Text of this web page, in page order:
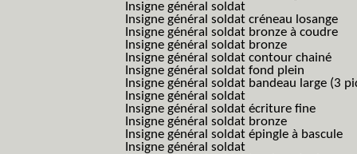
Insigne général soldat
Insigne général soldat créneau losange
Insigne général soldat bronze à coudre
Insigne général soldat bronze
Insigne général soldat contour chainé
Insigne général soldat fond plein
Insigne général soldat bandeau large (3
Insigne général soldat
Insigne général soldat écriture fine
Insigne général soldat bronze
Insigne général soldat épingle à bascule
Insigne général soldat